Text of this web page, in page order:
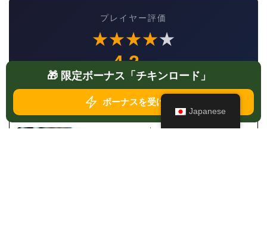
プレイヤー評価
★★★★★
4.2
543 レビュー
Japanese
🎁 限定ボーナス「チキンロード」
ボーナスを受け取る